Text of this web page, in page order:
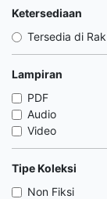
Ketersediaan
Tersedia di Rak
Lampiran
PDF
Audio
Video
Tipe Koleksi
Non Fiksi